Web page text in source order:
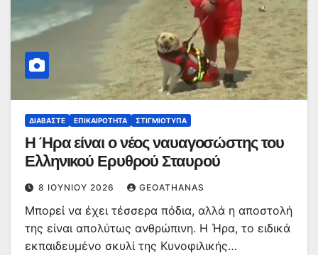
ΔΙΑΒΆΣΤΕ ΕΠΙΚΑΙΡΌΤΗΤΑ ΣΤΙΓΜΙΌΤΥΠΑ
Η Ήρα είναι ο νέος ναυαγοσώστης του
Ελληνικού Ερυθρού Σταυρού
8 ΙΟΥΝΊΟΥ 2026 GEOATHANAS
Μπορεί να έχει τέσσερα πόδια, αλλά η αποστολή
της είναι απολύτως ανθρώπινη. Η Ήρα, το ειδικά
εκπαιδευμένο σκυλί της Κυνοφιλικής…